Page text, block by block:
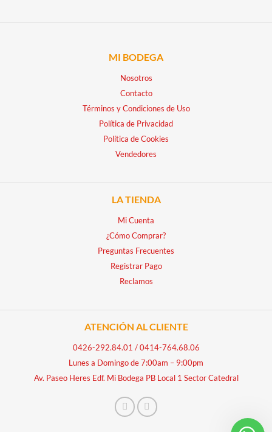
MI BODEGA
Nosotros
Contacto
Términos y Condiciones de Uso
Política de Privacidad
Política de Cookies
Vendedores
LA TIENDA
Mi Cuenta
¿Cómo Comprar?
Preguntas Frecuentes
Registrar Pago
Reclamos
ATENCIÓN AL CLIENTE
0426-292.84.01 /0414-764.68.06
Lunes a Domingo de 7:00am – 9:00pm
Av. Paseo Heres Edf. Mi Bodega PB Local 1 Sector Catedral